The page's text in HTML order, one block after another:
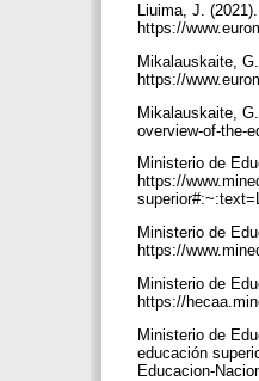
Liuima, J.
https://
Mikalauskaite,
https://
Mikalauskaite,
overview-of-the-
Ministerio de
https://
Ministerio de
https://
Ministerio de
https://
Ministerio de
educación
Educacion-